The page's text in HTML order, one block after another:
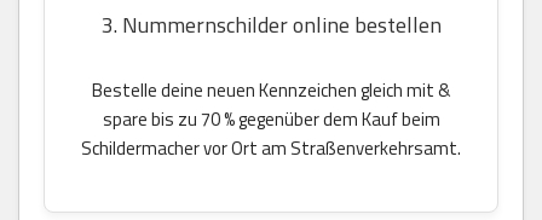
3. Nummernschilder online bestellen
Bestelle deine neuen Kennzeichen gleich mit &
spare bis zu 70 % gegenüber dem Kauf beim
Schildermacher vor Ort am Straßenverkehrsamt.